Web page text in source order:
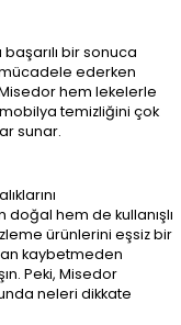
bir sonuca
ederken
hem lekelerle
temizliğini çok
sunar.
hem de kullanışlı
ürünlerini eşsiz bir
kaybetmeden
Peki, Misedor
neleri dikkate